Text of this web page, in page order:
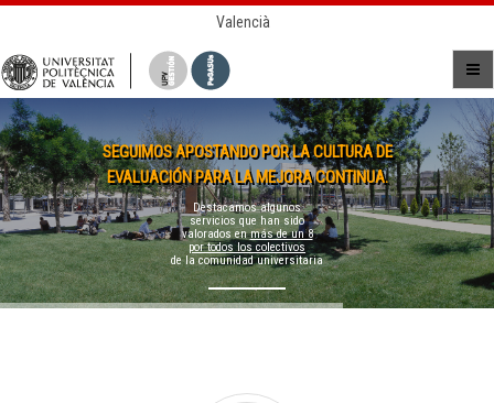
Valencià
SEGUIMOS APOSTANDO POR LA CULTURA DE
EVALUACIÓN PARA LA MEJORA CONTINUA.
Destacamos algunos
servicios que han sido
valorados enmás de un 8
por todos los colectivos
de la comunidad universitaria